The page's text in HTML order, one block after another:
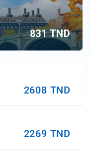
831 TND
2608 TND
2269 TND